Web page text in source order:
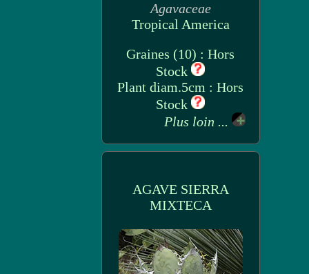
Agavaceae
Tropical America
Graines (10) : Hors
Stock
Plant diam.5cm : Hors
Stock
Plus loin ...
AGAVE SIERRA
MIXTECA